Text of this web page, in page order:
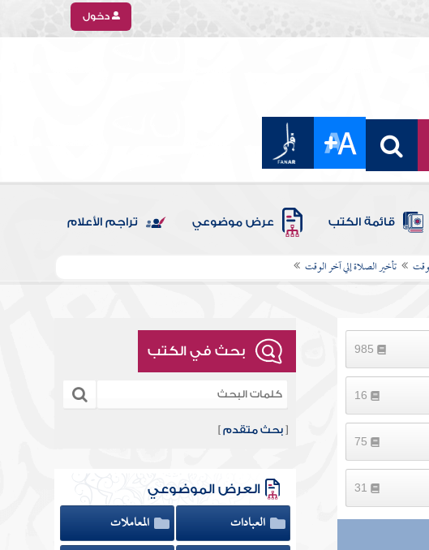
دخول
قائمة الكتب عرض موضوعي تراجم الأعلام
تأخير الصلاة إلي آخر الوقت
بحث في الكتب
[بحث متقدم ]
العرض الموضوعي
العبادات
المعاملات